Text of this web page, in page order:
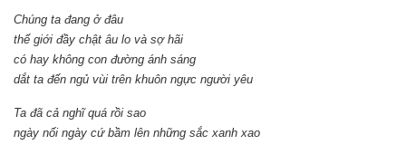
Chúng ta đang ở đâu
thế giới đầy chật âu lo và sợ hãi
có hay không con đường ánh sáng
dắt ta đến ngủ vùi trên khuôn ngực người yêu
Ta đã cả nghĩ quá rồi sao
ngày nối ngày cứ bầm lên những sắc xanh xao